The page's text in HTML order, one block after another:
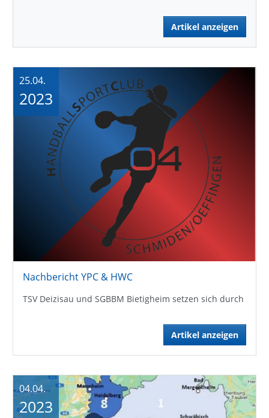
Artikel anzeigen
Nachbericht YPC & HWC
TSV Deizisau und SGBBM Bietigheim setzen sich durch
Artikel anzeigen
25.04.
2023
04.04.
2023